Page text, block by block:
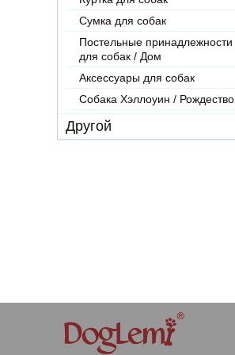
Сумка для собак
Постельные принадлежности
для собак / Дом
Аксессуары для собак
Собака Хэллоуин / Рождество
Другой